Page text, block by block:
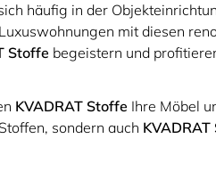
häufig in der
mit diesen
Stoffe begeistern und
KVADRAT Stoffe Ihre Möbel
sondern auch